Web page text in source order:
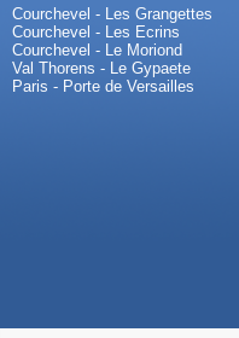
Courchevel - Les Grangettes
Courchevel - Les Ecrins
Courchevel - Le Moriond
Val Thorens - Le Gypaete
Paris - Porte de Versailles